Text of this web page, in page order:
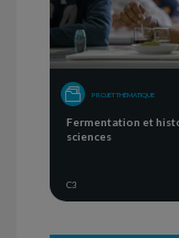
PROJET THÉMATIQUE
Fermentation et
sciences
C3